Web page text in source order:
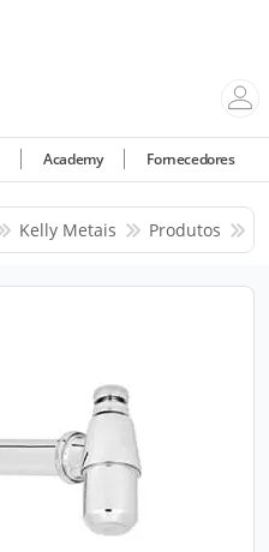
Academy Fornecedores
Kelly Metais Produtos